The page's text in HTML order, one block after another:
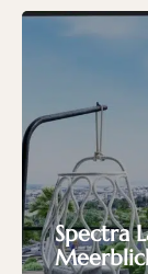
Spectra